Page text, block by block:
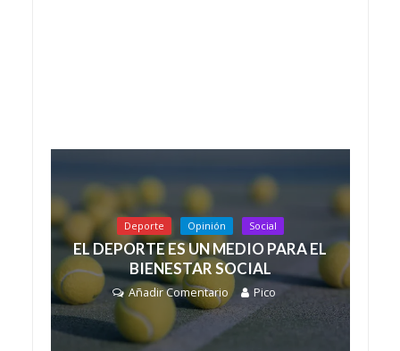
Deporte Opinión Social
EL DEPORTE ES UN MEDIO PARA EL
BIENESTAR SOCIAL
Añadir Comentario Pico